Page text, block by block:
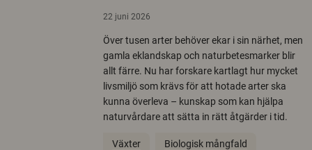
22 juni 2026
Över tusen arter behöver ekar i sin närhet, men
gamla eklandskap och naturbetesmarker blir
allt färre. Nu har forskare kartlagt hur mycket
livsmiljö som krävs för att hotade arter ska
kunna överleva – kunskap som kan hjälpa
naturvårdare att sätta in rätt åtgärder i tid.
Växter Biologisk mångfald